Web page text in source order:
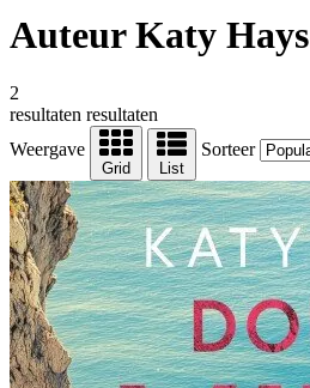
Auteur Katy Hays
2
resultaten resultaten
Weergave
Grid List
Sorteer